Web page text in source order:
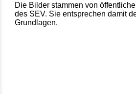
Die Bilder stammen von
des SEV. Sie entsprechen damit
Grundlagen.